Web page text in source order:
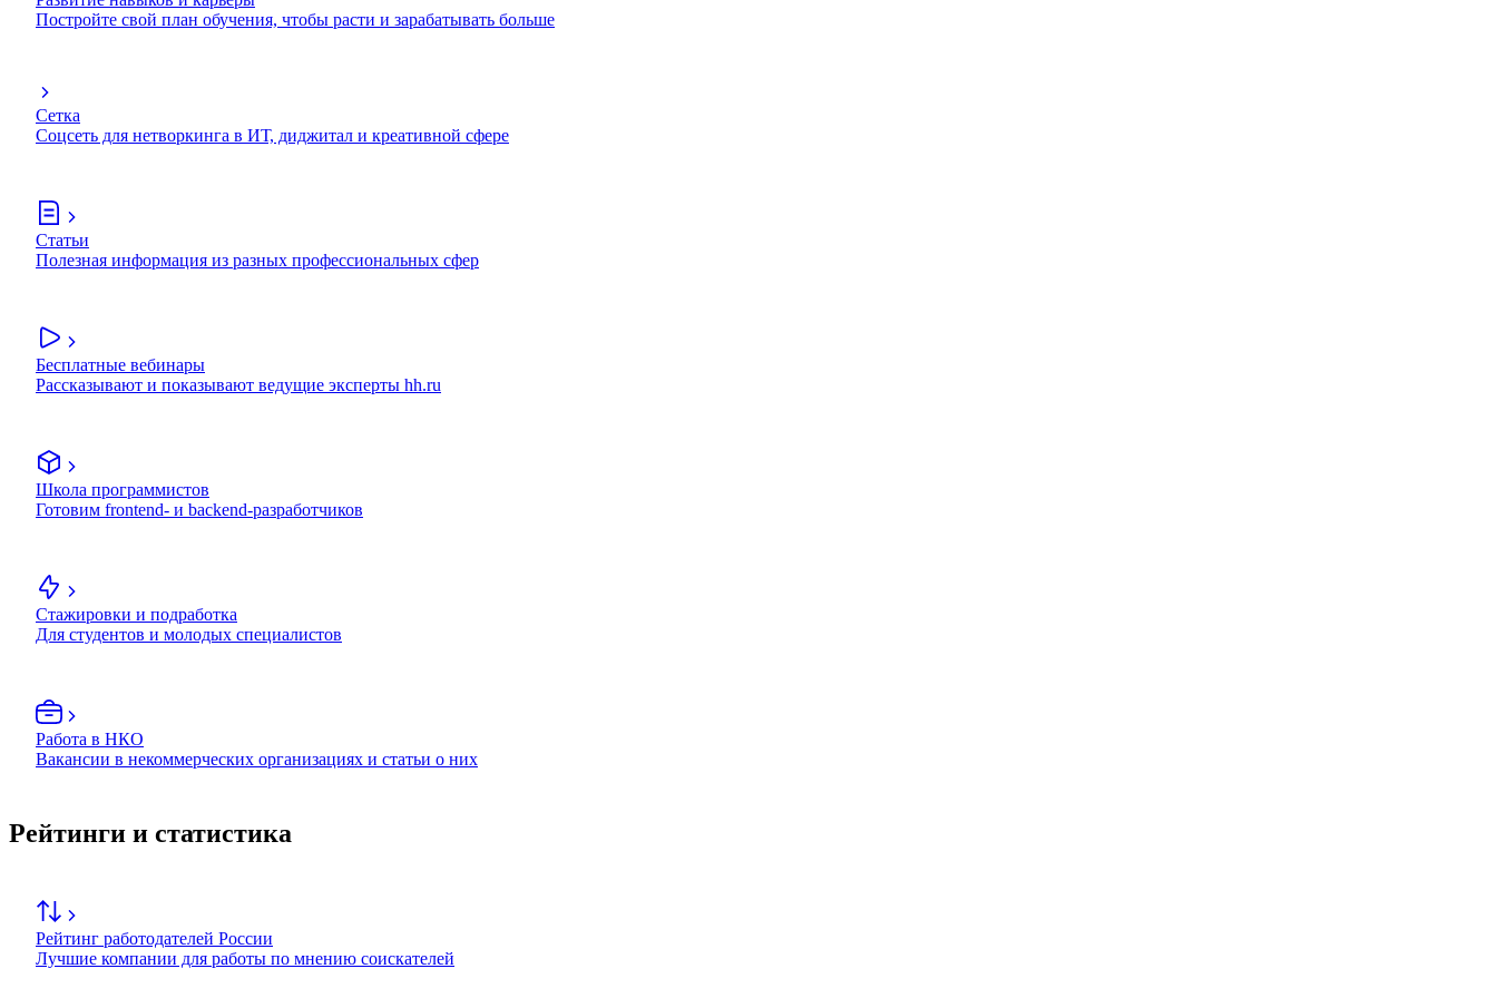
Постройте свой план обучения, чтобы расти и зарабатывать больше
Сетка
Соцсеть для нетворкинга в ИТ, диджитал и креативной сфере
Статьи
Полезная информация из разных профессиональных сфер
Бесплатные вебинары
Рассказывают и показывают ведущие эксперты hh.ru
Школа программистов
Готовим frontend- и backend-разработчиков
Стажировки и подработка
Для студентов и молодых специалистов
Работа в НКО
Вакансии в некоммерческих организациях и статьи о них
Рейтинги и статистика
Рейтинг работодателей России
Лучшие компании для работы по мнению соискателей